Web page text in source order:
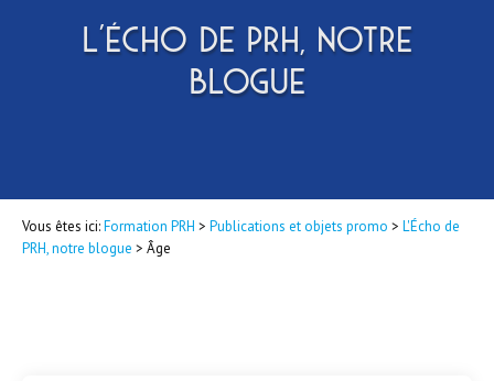
L'ÉCHO DE PRH, NOTRE
BLOGUE
Vous êtes ici:Formation PRH > Publications et objets promo > L'Écho de
PRH, notre blogue > Âge